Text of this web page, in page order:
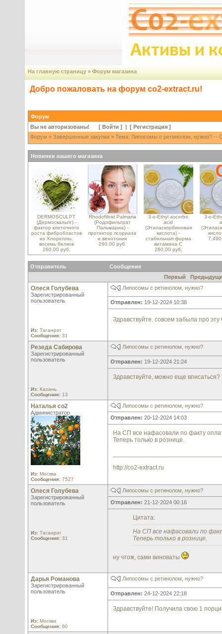
На главную страницу » Форум магазина
Добро пожаловать на форум co2-extract.ru!
Форум
Вы не авторизованы! [ Войти ] | [ Регистрация ]
Форум » Завершенные закупки » Тема: Липосомы с ретинолом, нужно? --
Новинки нашего магазина
DERMOSCULPT
(Дермоскальпт) -
фактор клеточного
роста фибробластов
из Хлореллы,
восемь белков
260.00 руб.
Rhodofiltrat Palmaria
(Родофильтрат
Пальмариа) -
протектор псориаза
и венотоник
290.00 руб.
3-o-Ethyl ascorbic
acid
(Этиласкорбиновая
кислота) -
стабильная форма
витамина С
260.00 руб.
3-o-
Отправитель
Сообщение
Первый
Олеся Голубева
Зарегистрированный
пользователь
Из: Таганрог
Сообщения: 31
Липосомы с ретинолом, нужно?
Отправлен: 19-12-2024 10:38
Здравствуйте. совсем забыла про
Резеда Сабирова
Зарегистрированный
пользователь
Из: Казань
Сообщения: 13
Липосомы с ретинолом, нужно?
Отправлен: 19-12-2024 21:24
Здравствуйте, можно еще вписаться?
Наталья со2
Администратор
Из: Москва
Сообщения: 7527
Липосомы с ретинолом, нужно?
Отправлен: 20-12-2024 14:03
На СП все нафасовали по факту
Теперь только в рознице.
http://co2-extract.ru
Олеся Голубева
Зарегистрированный
пользователь
Из: Таганрог
Сообщения: 31
Липосомы с ретинолом, нужно?
Отправлен: 21-12-2024 00:16
Цитата:
На СП все нафасовали по
Теперь только в рознице.
ну чтож, сами виноваты
Дарья Романова
Зарегистрированный
пользователь
Из: Москва
Сообщения: 60
Липосомы с ретинолом, нужно?
Отправлен: 24-12-2024 22:18
Здравствуйте! Получила свою 1